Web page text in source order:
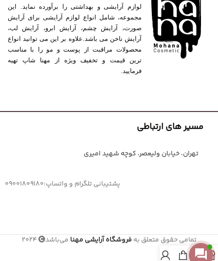
لوازم آرایشی و بهداشتی را برآورده نماید. این
مجموعه، شامل انواع لوازم آرایشی برای آرایش
صورت، آرایش چشم، آرایش ابرو، آرایش لب،
آرایش ناخن می باشد.علاوه بر این می توانید انواع
محصولات مراقبت از پوست و مو را با مناسب
ترین قیمت و تخفیف ویژه از مهنا شاپ تهیه
فرمایید.
مسیر های ارتباطی
تهران، خیابان ولیعصر، کوچه شهید امیری
پشتیبانی تلگرام و واتساپ:09001809180
تمامی حقوق متعلق به فروشگاه آرایشی مهنا می‌باشد